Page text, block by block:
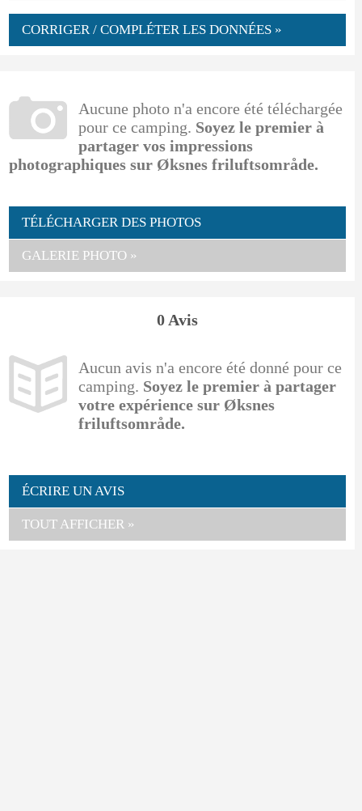
CORRIGER / COMPLÉTER LES DONNÉES »
Aucune photo n'a encore été téléchargée
pour ce camping. Soyez le premier à
partager vos impressions
photographiques sur Øksnes friluftsområde.
TÉLÉCHARGER DES PHOTOS
GALERIE PHOTO »
0 Avis
Aucun avis n'a encore été donné pour ce
camping. Soyez le premier à partager
votre expérience sur Øksnes
friluftsområde.
ÉCRIRE UN AVIS
TOUT AFFICHER »